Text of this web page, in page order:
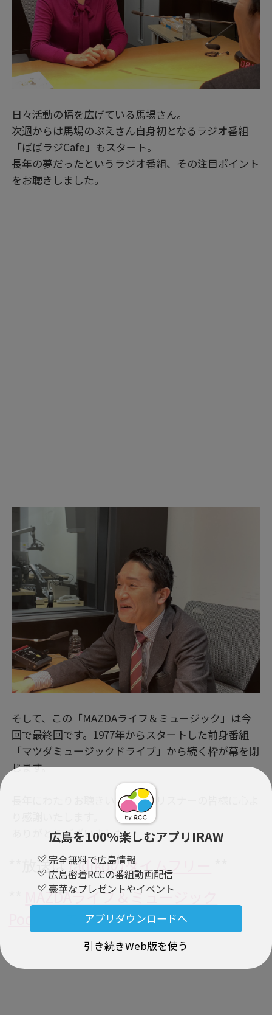
広島を100％楽しむアプリIRAW
完全無料で広島情報
広島密着RCCの番組動画配信
豪華なプレゼントやイベント
アプリダウンロードへ
引き続きWeb版を使う
日々活動の幅を広げている馬場さん。
次週からは馬場のぶえさん自身初となるラジオ番組
「ばばラジCafe」もスタート。
長年の夢だったというラジオ番組、その注目ポイント
をお聴きしました。
そして、この「MAZDAライフ＆ミュージック」は今
回で最終回です。1977年からスタートした前身番組
「マツダミュージックドライブ」から続く枠が幕を閉
じます。
長年にわたりお聴きいただいたリスナーの皆様に心よ
ありがとうございました。
**放送はradikoのタイムフリー
MAZDAライフ＆ミュージック
で！**